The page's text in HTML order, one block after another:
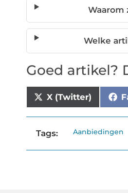
Waarom
Welke
Goed artikel?
X (Twitter)
Tags: Aanbiedingen